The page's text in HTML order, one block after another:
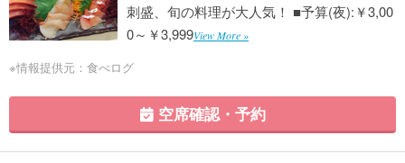
刺盛、旬の料理が大人気！ ■予算(夜):￥3,00
0～￥3,999View More »
※情報提供元：食べログ
空席確認・予約